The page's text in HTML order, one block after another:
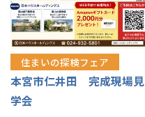
住まいの探検フェア
本宮市仁井田 完成現場見
学会